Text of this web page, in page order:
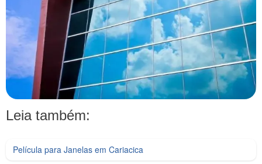
Leia também:
Película para Janelas em Cariacica